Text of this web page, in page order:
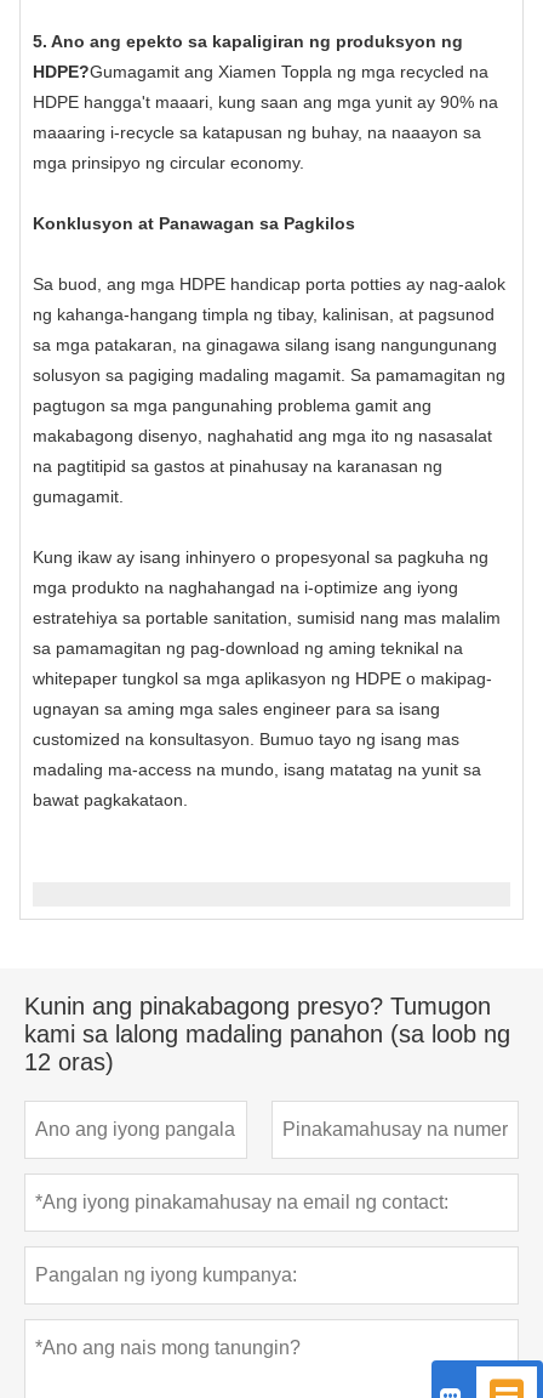
5. Ano ang epekto sa kapaligiran ng produksyon ng
HDPE?Gumagamit ang Xiamen Toppla ng mga recycled na
HDPE hangga't maaari, kung saan ang mga yunit ay 90% na
maaaring i-recycle sa katapusan ng buhay, na naaayon sa
mga prinsipyo ng circular economy.
Konklusyon at Panawagan sa Pagkilos
Sa buod, ang mga HDPE handicap porta potties ay nag-aalok
ng kahanga-hangang timpla ng tibay, kalinisan, at pagsunod
sa mga patakaran, na ginagawa silang isang nangungunang
solusyon sa pagiging madaling magamit. Sa pamamagitan ng
pagtugon sa mga pangunahing problema gamit ang
makabagong disenyo, naghahatid ang mga ito ng nasasalat
na pagtitipid sa gastos at pinahusay na karanasan ng
gumagamit.
Kung ikaw ay isang inhinyero o propesyonal sa pagkuha ng
mga produkto na naghahangad na i-optimize ang iyong
estratehiya sa portable sanitation, sumisid nang mas malalim
sa pamamagitan ng pag-download ng aming teknikal na
whitepaper tungkol sa mga aplikasyon ng HDPE o makipag-
ugnayan sa aming mga sales engineer para sa isang
customized na konsultasyon. Bumuo tayo ng isang mas
madaling ma-access na mundo, isang matatag na yunit sa
bawat pagkakataon.
Kunin ang pinakabagong presyo? Tumugon
kami sa lalong madaling panahon (sa loob ng
12 oras)